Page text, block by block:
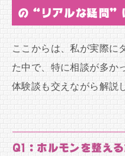
の“リアルな疑問”
ここからは、私が実際に
た中で、特に相談が多か
体験談も交えながら解説
Q1：ホルモンを整え